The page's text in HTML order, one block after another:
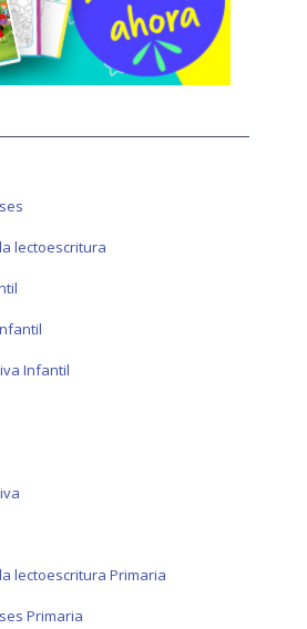
lectoescritura
Infantil
lectoescritura Primaria
Primaria